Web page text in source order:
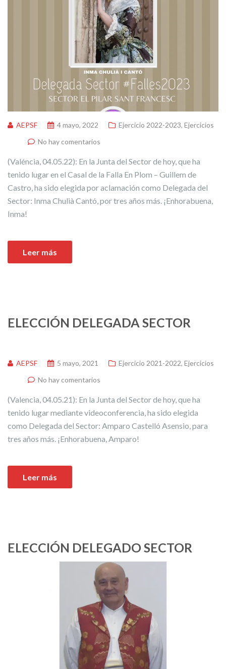
AEPSF 4 mayo, 2022 Ejercicio 2022-2023, Ejercicios
No hay comentarios
(Valéncia, 04.05.22): En la Junta del Sector de hoy, que ha
tenido lugar en el Casal de la Falla En Plom – Guillem de
Castro, ha sido elegida por aclamación como Delegada del
Sector: Inma Chulià Cantó, por tres años más. ¡Enhorabuena,
Inma!
Leer más
ELECCIÓN DELEGADA SECTOR
AEPSF 5 mayo, 2021 Ejercicio 2021-2022, Ejercicios
No hay comentarios
(Valencia, 04.05.21): En la Junta del Sector de hoy, que ha
tenido lugar mediante videoconferencia, ha sido elegida
como Delegada del Sector: Amparo Castelló Asensio, para
tres años más. ¡Enhorabuena, Amparo!
Leer más
ELECCIÓN DELEGADO SECTOR